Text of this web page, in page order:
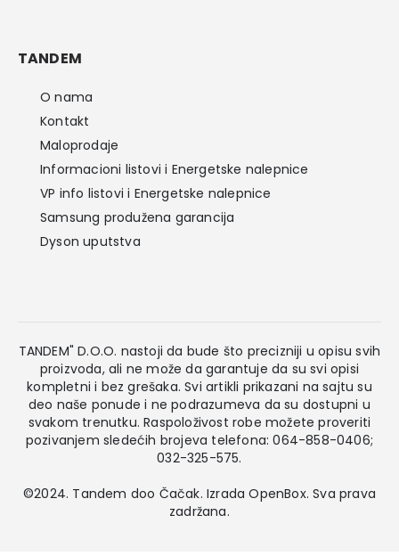
TANDEM
O nama
Kontakt
Maloprodaje
Informacioni listovi i Energetske nalepnice
VP info listovi i Energetske nalepnice
Samsung produžena garancija
Dyson uputstva
TANDEM" D.O.O. nastoji da bude što precizniji u opisu svih
proizvoda, ali ne može da garantuje da su svi opisi
kompletni i bez grešaka. Svi artikli prikazani na sajtu su
deo naše ponude i ne podrazumeva da su dostupni u
svakom trenutku. Raspoloživost robe možete proveriti
pozivanjem sledećih brojeva telefona: 064-858-0406;
032-325-575.
©2024. Tandem doo Čačak. IzradaOpenBox. Sva prava
zadržana.